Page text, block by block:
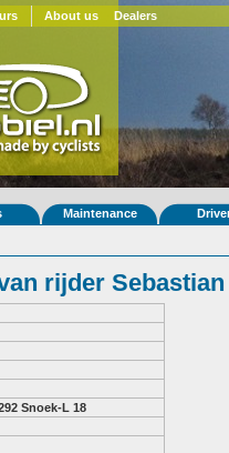
About us Dealers
Maintenance
rijder Sebastian
Snoek-L 18